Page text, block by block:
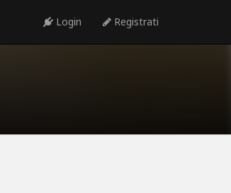
Login Registrati